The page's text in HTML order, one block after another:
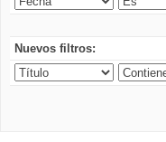
Nuevos filtros: